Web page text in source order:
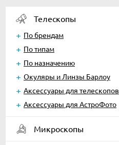
Телескопы
По брендам
По типам
По назначению
Окуляры и Линзы Барлоу
Аксессуары для телескопов
Аксессуары для АстроФото
Микроскопы